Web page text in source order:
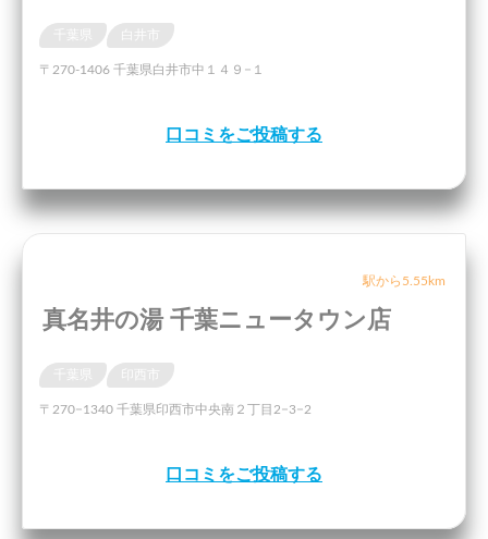
千葉県
〒270-1406 千葉県白井市中１４９−１
口コミをご投稿する
駅から5.55km
真名井の湯 千葉ニュータウン店
千葉県 印西市
〒270−1340 千葉県印西市中央南２丁目2−3−2
口コミをご投稿する